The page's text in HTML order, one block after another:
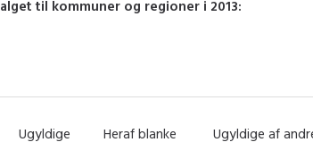
til kommuner og regioner i 2013:
Ugyldige Heraf blanke Ugyldige af